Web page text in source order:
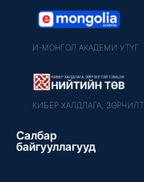
И-МОНГОЛ АКАДЕМИ УТҮГ
КИБЕР ХАЛДЛАГА,
Салбар
байгууллагууд